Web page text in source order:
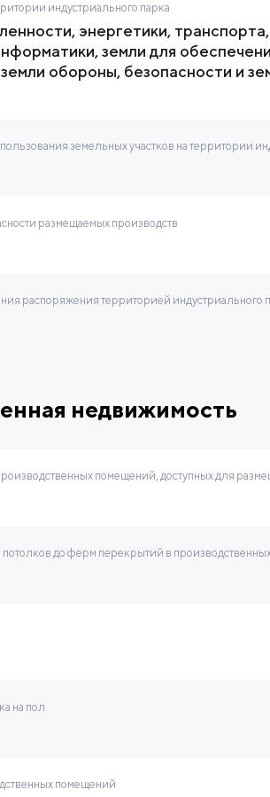
индустриального парка
энергетики,
земли для
обороны, безопасности и
земельных участков на территории
размещаемых производств
распоряжения территорией индустриального
недвижимость
помещений, доступных для
потолков до ферм перекрытий в
на пол
помещений